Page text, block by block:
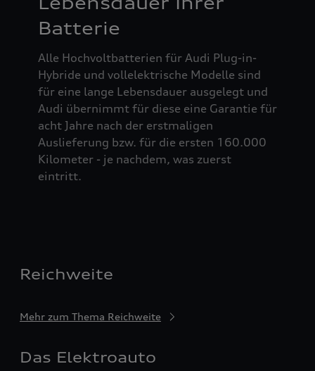
Batterie
Alle Hochvoltbatterien für Audi Plug-in-
Hybride und vollelektrische Modelle sind
für eine lange Lebensdauer ausgelegt und
Audi übernimmt für diese eine Garantie für
acht Jahre nach der erstmaligen
Auslieferung bzw. für die ersten 160.000
Kilometer - je nachdem, was zuerst
eintritt.
Reichweite
Mehr zum Thema Reichweite
Das Elektroauto